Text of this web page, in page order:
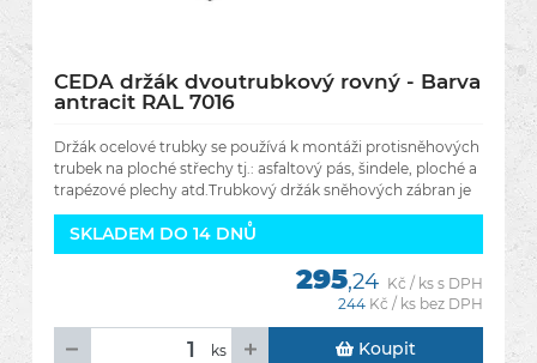
CEDA držák dvoutrubkový rovný - Barva
antracit RAL 7016
Držák ocelové trubky se používá k montáži protisněhových
trubek na ploché střechy tj.: asfaltový pás, šindele, ploché a
trapézové plechy atd.Trubkový držák sněhových zábran je
SKLADEM DO 14 DNŮ
295,24 Kč / ks s DPH
244 Kč / ks bez DPH
ks Koupit